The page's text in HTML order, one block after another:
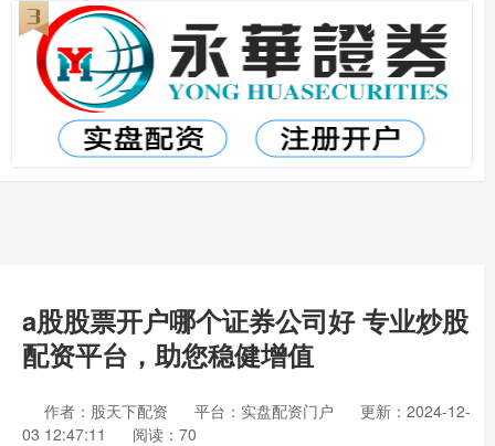
a股股票开户哪个证券公司好 专业炒股
配资平台，助您稳健增值
作者：股天下配资 平台：实盘配资门户
更新：2024-12-
03 12:47:11
阅读：70